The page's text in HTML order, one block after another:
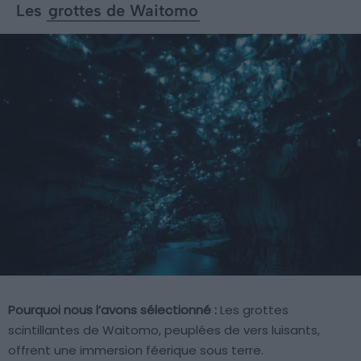
Les grottes de Waitomo
Pourquoi nous l’avons sélectionné : Les grottes
scintillantes de Waitomo, peuplées de vers luisants,
offrent une immersion féerique sous terre.